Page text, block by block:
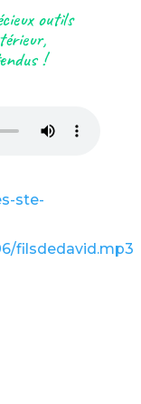
outils
!
ste-
filsdedavid.mp3